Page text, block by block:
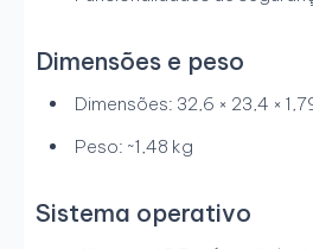
Dimensões e peso
Dimensões: 32,6 × 23,4 ×
Peso: ~1,48 kg
Sistema operativo